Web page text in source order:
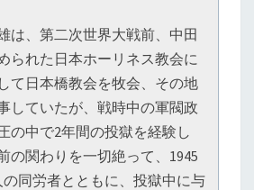
は、第二次世界大戦前、中田
られた日本ホーリネス教会に
て日本橋教会を牧会、その地
していたが、戦時中の軍閥政
の中で2年間の投獄を経験し
の関わりを一切絶って、1945
の同労者とともに、投獄中に与